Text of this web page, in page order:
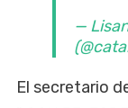
—
El secretario